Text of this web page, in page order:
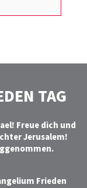
TAG
Freue dich und
Jerusalem!
Frieden